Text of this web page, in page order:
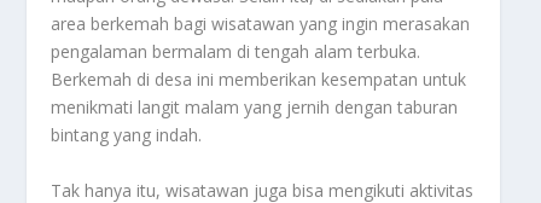
area berkemah bagi wisatawan yang ingin merasakan
pengalaman bermalam di tengah alam terbuka.
Berkemah di desa ini memberikan kesempatan untuk
menikmati langit malam yang jernih dengan taburan
bintang yang indah.
Tak hanya itu, wisatawan juga bisa mengikuti aktivitas